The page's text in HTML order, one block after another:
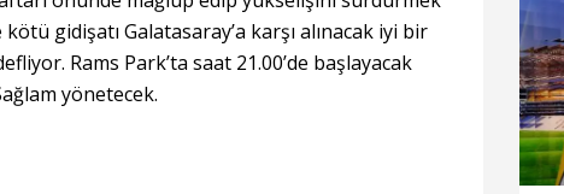
gidişatı Galatasaray’a karşı alınacak iyi bir
Rams Park’ta saat 21.00’de başlayacak
yönetecek.